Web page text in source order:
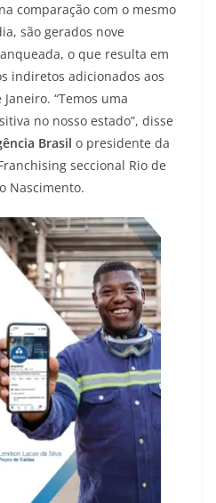
comparação com o mesmo
são gerados nove
o que resulta em
indiretos adicionados aos
“Temos uma
no nosso estado”, disse
Brasil o presidente da
seccional Rio de
Nascimento.